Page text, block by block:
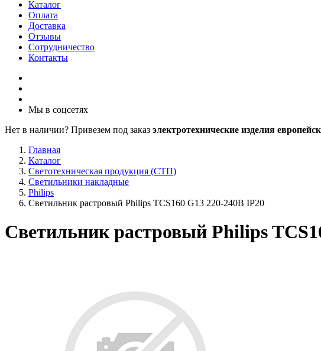
Каталог
Оплата
Доставка
Отзывы
Сотрудничество
Контакты
Мы в соцсетях
Нет в наличии? Привезем под заказ электротехнические изделия
Главная
Каталог
Светотехническая продукция (СТП)
Светильники накладные
Philips
Светильник растровый Philips TCS160 G13 220-240В IP20
Светильник растровый Philips